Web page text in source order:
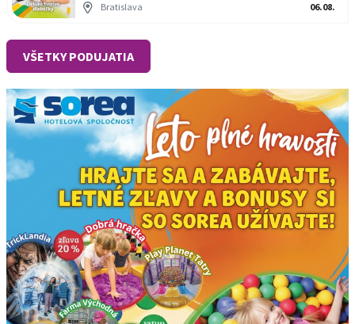
Bratislava 06.08.
VŠETKY PODUJATIA